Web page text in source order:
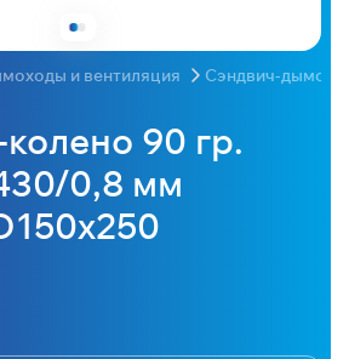
и вентиляция Сэндвич-
90 гр.
0,8 мм